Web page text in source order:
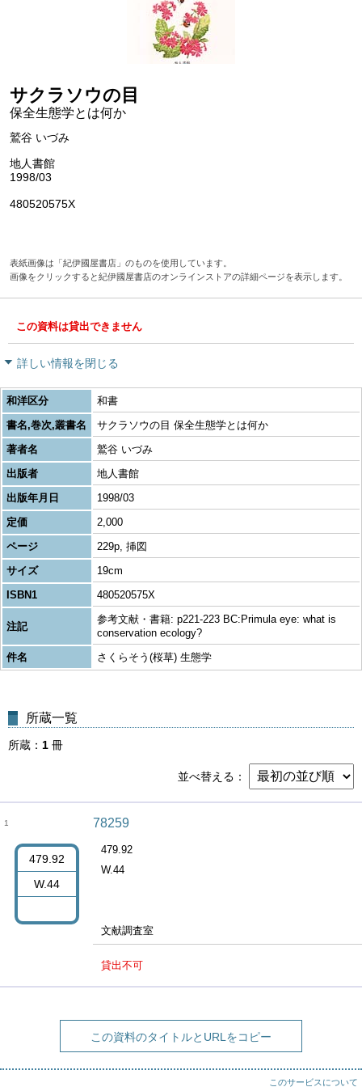
サクラソウの目
保全生態学とは何か
鷲谷 いづみ
地人書館
1998/03
480520575X
表紙画像は「紀伊國屋書店」のものを使用しています。
画像をクリックすると紀伊國屋書店のオンラインストアの詳細ページを表示します。
この資料は貸出できません
詳しい情報を閉じる
和洋区分
和書
書名,巻次,叢書名
サクラソウの目 保全生態学とは何か
著者名
鷲谷 いづみ
出版者
地人書館
出版年月日
1998/03
定価
2,000
ページ
229p, 挿図
サイズ
19cm
ISBN1
480520575X
注記
参考文献・書籍: p221-223 BC:Primula eye: what is
conservation ecology?
件名
さくらそう(桜草) 生態学
所蔵一覧
所蔵 1 冊
並べ替える
1
479.92
W.44
78259
479.92
W.44
文献調査室
貸出不可
この資料のタイトルとURLをコピー
このサービスについて